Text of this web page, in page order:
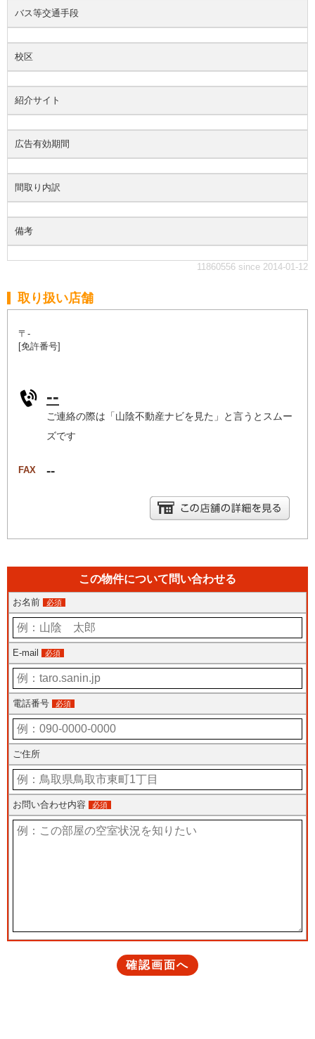
バス等交通手段
校区
紹介サイト
広告有効期間
間取り内訳
備考
11860556 since 2014-01-12
取り扱い店舗
〒-
[免許番号]
--
ご連絡の際は「山陰不動産ナビを見た」と言うとスムー
ズです
FAX --